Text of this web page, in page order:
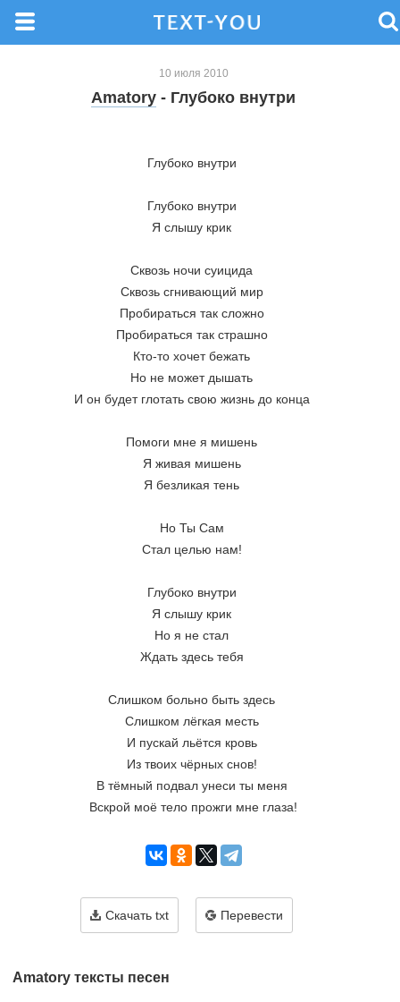
10 июля 2010
Amatory - Глубоко внутри
Глубоко внутри
Глубоко внутри
Я слышу крик
Сквозь ночи суицида
Сквозь сгнивающий мир
Пробираться так сложно
Пробираться так страшно
Кто-то хочет бежать
Но не может дышать
И он будет глотать свою жизнь до конца
Помоги мне я мишень
Я живая мишень
Я безликая тень
Но Ты Сам
Стал целью нам!
Глубоко внутри
Я слышу крик
Но я не стал
Ждать здесь тебя
Слишком больно быть здесь
Слишком лёгкая месть
И пускай льётся кровь
Из твоих чёрных снов!
В тёмный подвал унеси ты меня
Вскрой моё тело прожги мне глаза!
Скачать txt Перевести
Amatory тексты песен